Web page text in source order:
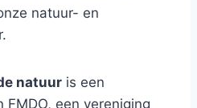
natuur- en
natuur is een
een vereniging